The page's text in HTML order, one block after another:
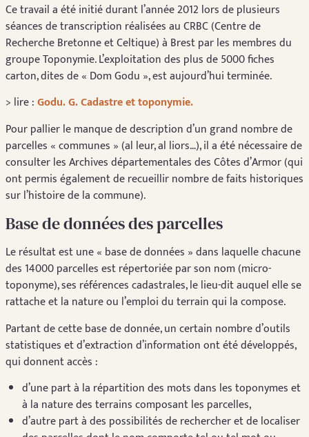
Ce travail a été initié durant l’année 2012 lors de plusieurs
séances de transcription réalisées au CRBC (Centre de
Recherche Bretonne et Celtique) à Brest par les membres du
groupe Toponymie. L’exploitation des plus de 5000 fiches
carton, dites de « Dom Godu », est aujourd’hui terminée.
> lire :Godu. G. Cadastre et toponymie.
Pour pallier le manque de description d’un grand nombre de
parcelles « communes » (al leur, al liors…), il a été nécessaire de
consulter les Archives départementales des Côtes d’Armor (qui
ont permis également de recueillir nombre de faits historiques
sur l’histoire de la commune).
Base de données des parcelles
Le résultat est une « base de données » dans laquelle chacune
des 14000 parcelles est répertoriée par son nom (micro-
toponyme), ses références cadastrales, le lieu-dit auquel elle se
rattache et la nature ou l’emploi du terrain qui la compose.
Partant de cette base de donnée, un certain nombre d’outils
statistiques et d’extraction d’information ont été développés,
qui donnent accès :
d’une part à la répartition des mots dans les toponymes et
à la nature des terrains composant les parcelles,
d’autre part à des possibilités de rechercher et de localiser